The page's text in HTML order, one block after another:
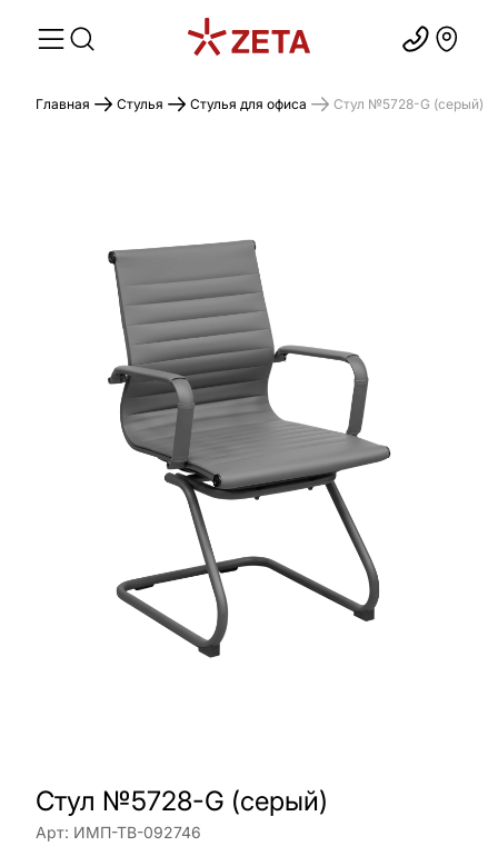
Главная Стулья Стулья для офиса Стул №5728-G (серый)
Стул №5728-G (серый)
Арт: ИМП-ТВ-092746